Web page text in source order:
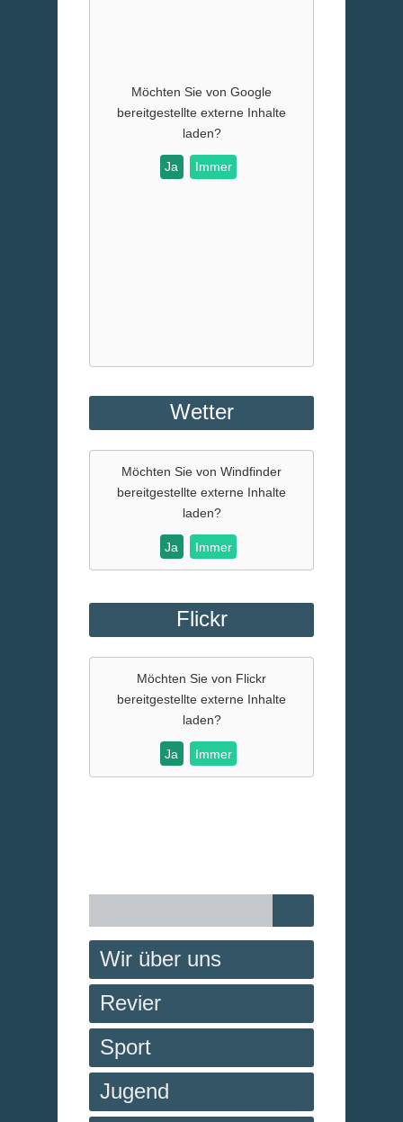
Möchten Sie von Google
bereitgestellte externe Inhalte
laden?
Ja Immer
Wetter
Möchten Sie von Windfinder
bereitgestellte externe Inhalte
laden?
Ja Immer
Flickr
Möchten Sie von Flickr
bereitgestellte externe Inhalte
laden?
Ja Immer
Wir über uns
Revier
Sport
Jugend